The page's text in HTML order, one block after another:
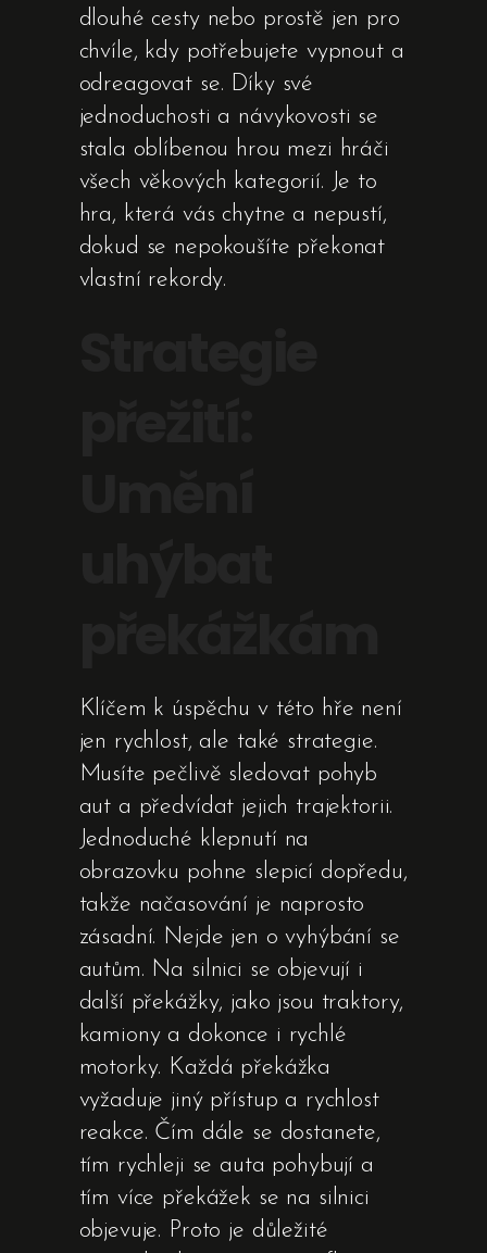
dlouhé cesty nebo prostě jen pro
chvíle, kdy potřebujete vypnout a
odreagovat se. Díky své
jednoduchosti a návykovosti se
stala oblíbenou hrou mezi hráči
všech věkových kategorií. Je to
hra, která vás chytne a nepustí,
dokud se nepokoušíte překonat
vlastní rekordy.
Klíčem k úspěchu v této hře není
jen rychlost, ale také strategie.
Musíte pečlivě sledovat pohyb
aut a předvídat jejich trajektorii.
Jednoduché klepnutí na
obrazovku pohne slepicí dopředu,
takže načasování je naprosto
zásadní. Nejde jen o vyhýbání se
autům. Na silnici se objevují i
další překážky, jako jsou traktory,
kamiony a dokonce i rychlé
motorky. Každá překážka
vyžaduje jiný přístup a rychlost
reakce. Čím dále se dostanete,
tím rychleji se auta pohybují a
tím více překážek se na silnici
objevuje. Proto je důležité